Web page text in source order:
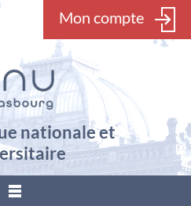
Mon compte
nationale et
???